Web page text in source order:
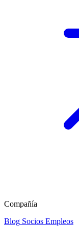
Compañía
Blog Socios Empleos